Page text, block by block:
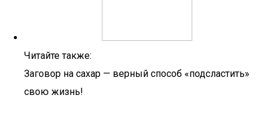
Читайте также:
Заговор на сахар — верный способ «подсластить»
свою жизнь!